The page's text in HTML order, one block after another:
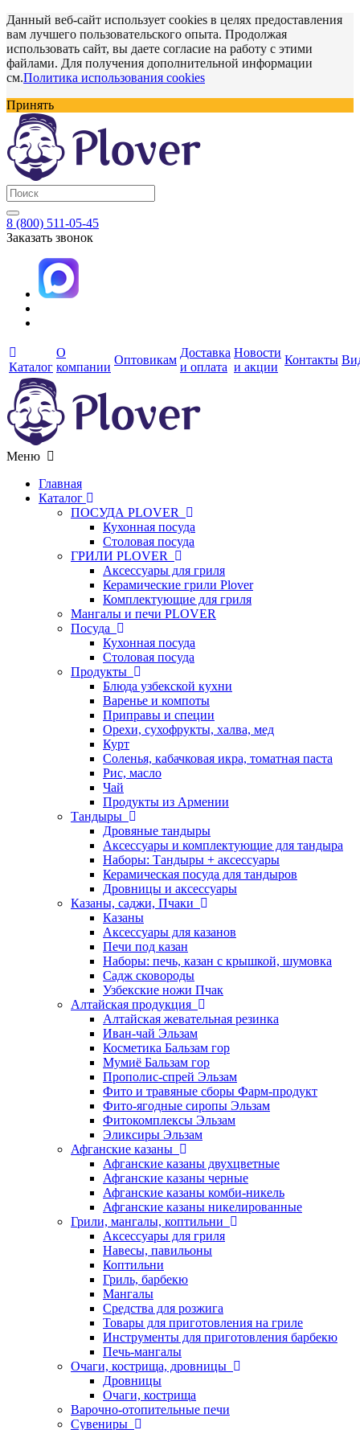
Данный веб-сайт использует cookies в целях предоставления
вам лучшего пользовательского опыта. Продолжая
использовать сайт, вы даете согласие на работу с этими
файлами. Для получения дополнительной информации
см.Политика использования cookies
Принять
8 (800) 511-05-45
Заказать звонок
Каталог
О
компании
Оптовикам
Доставка
и оплата
Новости
и акции
Контакты
Меню
Главная
Каталог
ПОСУДА PLOVER
Кухонная посуда
Столовая посуда
ГРИЛИ PLOVER
Аксессуары для гриля
Керамические грили Plover
Комплектующие для гриля
Мангалы и печи PLOVER
Посуда
Кухонная посуда
Столовая посуда
Продукты
Блюда узбекской кухни
Варенье и компоты
Приправы и специи
Орехи, сухофрукты, халва, мед
Курт
Соленья, кабачковая икра, томатная паста
Рис, масло
Чай
Продукты из Армении
Тандыры
Дровяные тандыры
Аксессуары и комплектующие для тандыра
Наборы: Тандыры + аксессуары
Керамическая посуда для тандыров
Дровницы и аксессуары
Казаны, саджи, Пчаки
Казаны
Аксессуары для казанов
Печи под казан
Наборы: печь, казан с крышкой, шумовка
Садж сковороды
Узбекские ножи Пчак
Алтайская продукция
Алтайская жевательная резинка
Иван-чай Эльзам
Косметика Бальзам гор
Мумиё Бальзам гор
Прополис-спрей Эльзам
Фито и травяные сборы Фарм-продукт
Фито-ягодные сиропы Эльзам
Фитокомплексы Эльзам
Эликсиры Эльзам
Афганские казаны
Афганские казаны двухцветные
Афганские казаны черные
Афганские казаны комби-никель
Афганские казаны никелированные
Грили, мангалы, коптильни
Аксессуары для гриля
Навесы, павильоны
Коптильни
Гриль, барбекю
Мангалы
Средства для розжига
Товары для приготовления на гриле
Инструменты для приготовления барбекю
Печь-мангалы
Очаги, кострища, дровницы
Дровницы
Очаги, кострища
Варочно-отопительные печи
Сувениры